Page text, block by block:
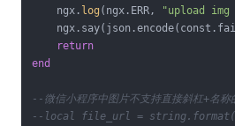
    ngx.
log (ngx.ERR, "upload
return
end
--微信小程序中图片不支持直接斜杠+名
--local file_url =